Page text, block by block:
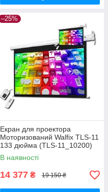
–25%
Екран для проектора
Моторизований Walfix TLS-11
133 дюйма (TLS-11_10200)
В наявності
14 377 ₴ 19 150 ₴